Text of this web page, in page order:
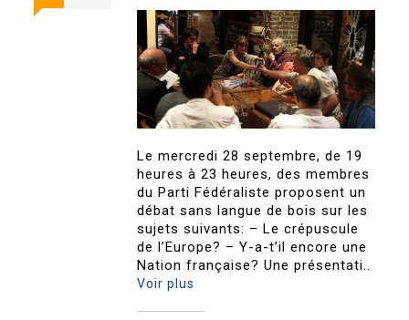
Le mercredi 28 septembre, de 19
heures à 23 heures, des membres
du Parti Fédéraliste proposent un
débat sans langue de bois sur les
sujets suivants: – Le crépuscule
de l’Europe? – Y-a-t’il encore une
Nation française? Une présentati..
Voir plus